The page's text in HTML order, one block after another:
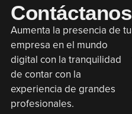
Contáctanos
Aumenta la presencia de tu
empresa en el mundo
digital con la tranquilidad
de contar con la
experiencia de grandes
profesionales.